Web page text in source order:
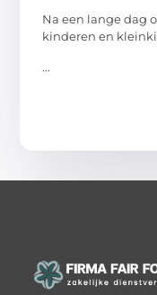
Na een lange dag
kinderen en
...